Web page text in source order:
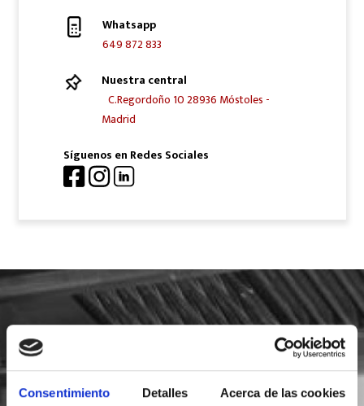
Consentimiento Detalles Acerca de las cookies
Whatsapp
649 872 833
Nuestra central
C.Regordoño 10 28936 Móstoles -
Madrid
Síguenos en Redes Sociales
SOLICITA INFORMACIÓN